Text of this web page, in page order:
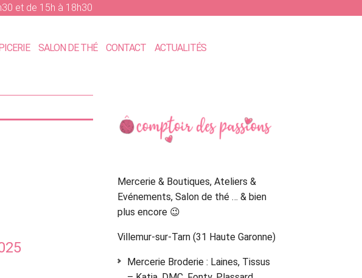
et de 15h à 18h30
SALON DE THÉ CONTACT ACTUALITÉS
Primary
Sidebar
Mercerie & Boutiques, Ateliers &
Evénements, Salon de thé … & bien
plus encore 😉
Villemur-sur-Tarn (31 Haute Garonne)
Mercerie Broderie : Laines, Tissus